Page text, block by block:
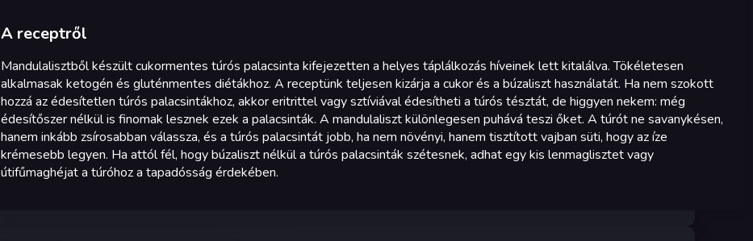
A receptről
Mandulalisztből készült cukormentes túrós palacsinta kifejezetten a helyes táplálkozás híveinek lett kitalálva. Tökéletesen
alkalmasak ketogén és gluténmentes diétákhoz. A receptünk teljesen kizárja a cukor és a búzaliszt használatát. Ha nem szokott
hozzá az édesítetlen túrós palacsintákhoz, akkor eritrittel vagy sztíviával édesítheti a túrós tésztát, de higgyen nekem: még
édesítőszer nélkül is finomak lesznek ezek a palacsinták. A mandulaliszt különlegesen puhává teszi őket. A túrót ne savanykésen,
hanem inkább zsírosabban válassza, és a túrós palacsintát jobb, ha nem növényi, hanem tisztított vajban süti, hogy az íze
krémesebb legyen. Ha attól fél, hogy búzaliszt nélkül a túrós palacsinták szétesnek, adhat egy kis lenmaglisztet vagy
útifűmaghéjat a túróhoz a tapadósság érdekében.